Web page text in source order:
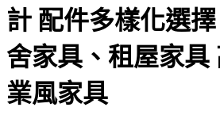
計 配件多樣化選
舍家具、租屋家具
業風家具